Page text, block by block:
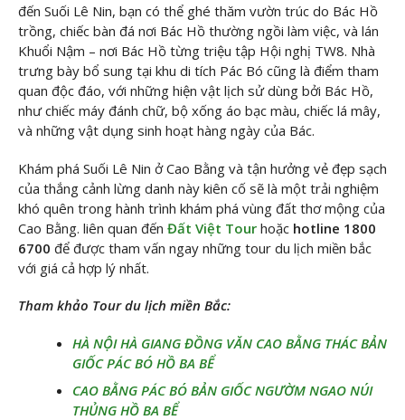
đến Suối Lê Nin, bạn có thể ghé thăm vườn trúc do Bác Hồ
trồng, chiếc bàn đá nơi Bác Hồ thường ngồi làm việc, và lán
Khuổi Nậm – nơi Bác Hồ từng triệu tập Hội nghị TW8. Nhà
trưng bày bổ sung tại khu di tích Pác Bó cũng là điểm tham
quan độc đáo, với những hiện vật lịch sử dùng bởi Bác Hồ,
như chiếc máy đánh chữ, bộ xống áo bạc màu, chiếc lá mây,
và những vật dụng sinh hoạt hàng ngày của Bác.
Khám phá Suối Lê Nin ở Cao Bằng và tận hưởng vẻ đẹp sạch
của thắng cảnh lừng danh này kiên cố sẽ là một trải nghiệm
khó quên trong hành trình khám phá vùng đất thơ mộng của
Cao Bằng. liên quan đến Đất Việt Tour hoặc hotline 1800
6700 để được tham vấn ngay những tour du lịch miền bắc
với giá cả hợp lý nhất.
Tham khảo Tour du lịch miền Bắc:
HÀ NỘI HÀ GIANG ĐỒNG VĂN CAO BẰNG THÁC BẢN
GIỐC PÁC BÓ HỒ BA BỂ
CAO BẰNG PÁC BÓ BẢN GIỐC NGƯỜM NGAO NÚI
THỦNG HỒ BA BỂ